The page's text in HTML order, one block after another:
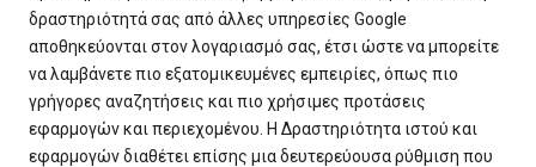
δραστηριότητά σας από άλλες υπηρεσίες Google
αποθηκεύονται στον λογαριασμό σας, έτσι ώστε να μπορείτε
να λαμβάνετε πιο εξατομικευμένες εμπειρίες, όπως πιο
γρήγορες αναζητήσεις και πιο χρήσιμες προτάσεις
εφαρμογών και περιεχομένου. Η Δραστηριότητα ιστού και
εφαρμογών διαθέτει επίσης μια δευτερεύουσα ρύθμιση που